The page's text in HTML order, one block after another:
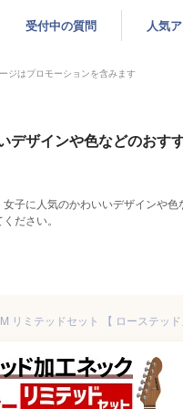
受付中の質問 人気
ジはプロモーションを含みます
デザインや色などのおす
子に人気のかわいいデザインや
ださい。